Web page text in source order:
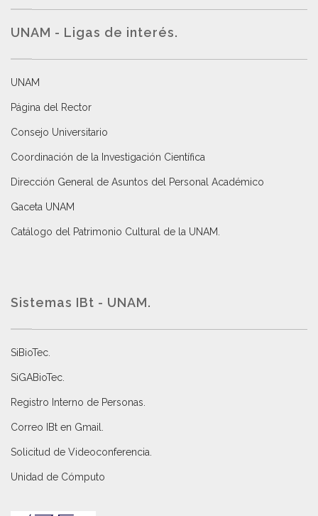
UNAM - Ligas de interés.
UNAM
Página del Rector
Consejo Universitario
Coordinación de la Investigación Científica
Dirección General de Asuntos del Personal Académico
Gaceta UNAM
Catálogo del Patrimonio Cultural de la UNAM.
Sistemas IBt - UNAM.
SiBioTec
SiGABioTec.
Registro Interno de Personas
Correo IBt en Gmail
Solicitud de Videoconferencia.
Unidad de Cómputo